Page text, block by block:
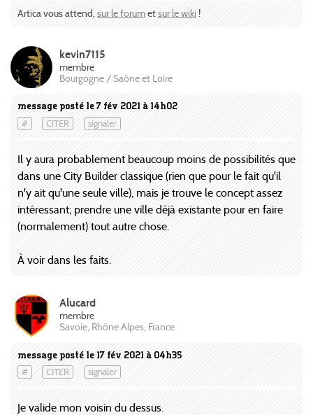
Artica vous attend,sur le forumetsur le wiki!
message posté le 7 fév 2021 à 14h02
# CITER signaler
kevin7115
membre
Bourgogne / Saône et Loire
Il y aura probablement beaucoup moins de possibilités que
dans une City Builder classique (rien que pour le fait qu'il
n'y ait qu'une seule ville), mais je trouve le concept assez
intéressant; prendre une ville déjà existante pour en faire
(normalement) tout autre chose.
À voir dans les faits.
message posté le 17 fév 2021 à 04h35
# CITER signaler
Alucard
membre
Savoie, Rhône Alpes, France
Je valide mon voisin du dessus.